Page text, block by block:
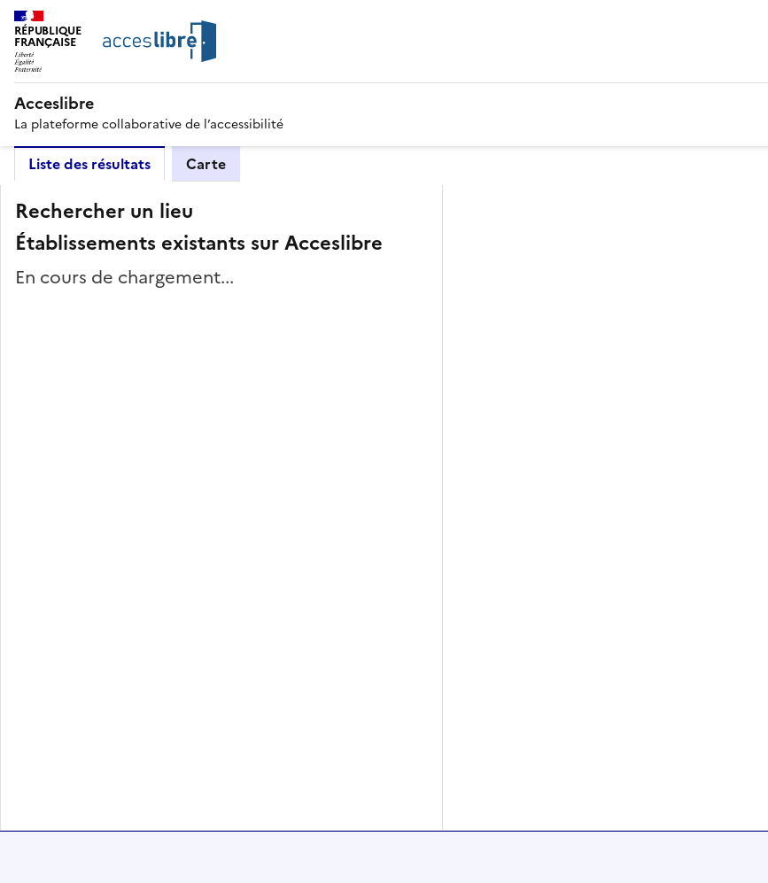
RÉPUBLIQUE
FRANÇAISE
Acceslibre
La plateforme collaborative de l’accessibilité
Liste des résultats Carte
Rechercher un lieu
Établissements existants sur Acceslibre
En cours de chargement...